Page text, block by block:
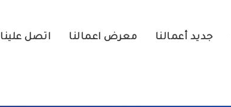
جديد أعمالنا معرض اعمالنا اتصل علينا